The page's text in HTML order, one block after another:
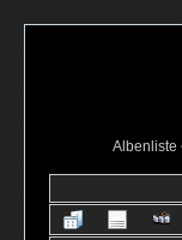
Albenliste